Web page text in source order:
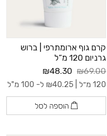
קרם גוף ארומתרפי | ברוש
גרניום 120 מ”ל
₪69.00
₪48.30
120 מ״ל | ₪40.25 ל- 100 מ"ל
הוספה לסל